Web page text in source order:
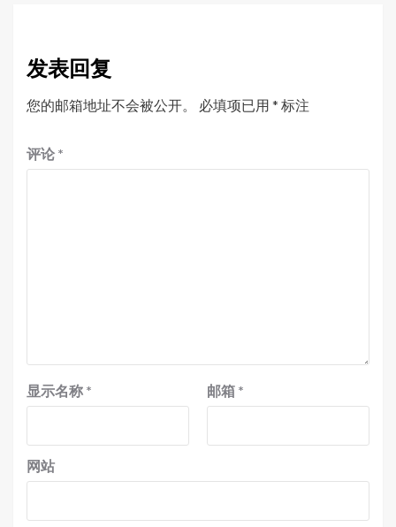
发表回复
您的邮箱地址不会被公开。 必填项已用 * 标注
评论 *
显示名称 * 邮箱 *
网站